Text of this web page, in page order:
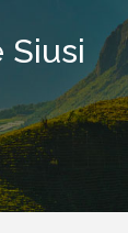
Siusi